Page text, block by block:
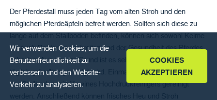
Der Pferdestall muss jeden Tag vom alten Stroh und den
möglichen Pferdeäpfeln befreit werden. Sollten sich diese zu
lange auf dem Stallboden befinden, können sich sowohl Keime
als auch Bakterien verbreiten und der Gesundheit des Pferdes
schaden. Aus diesem Grund ist es sehr wichtig, dass der Stall
täglich gründlich gereinigt wird. Einmal pro Woche sollte zudem
der Stallboden mithilfe eines Hochdruckreinigers gereinigt
werden. Anschließend können frisches Heu und Stroh
Wir verwenden Cookies, um die
Benutzerfreundlichkeit zu
verbessern und den Website-
Verkehr zu analysieren.
COOKIES
AKZEPTIEREN